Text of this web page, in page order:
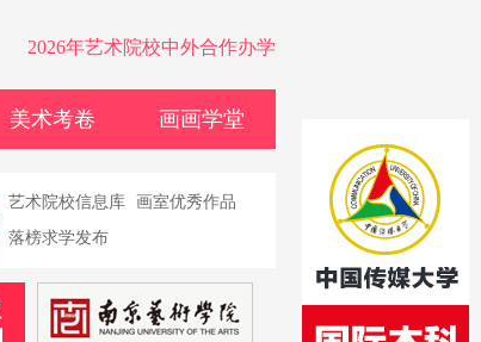
2026年艺术院校中外合作办学
美术考卷 画画学堂
艺术院校信息库
画室优秀作品
落榜求学发布